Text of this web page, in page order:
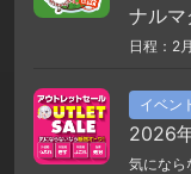
ナルマ
日程：2
イベン
2026
気になら